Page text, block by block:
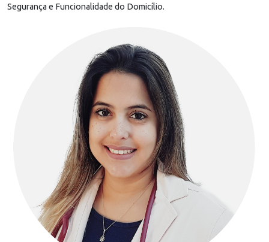
Segurança e Funcionalidade do Domicílio.